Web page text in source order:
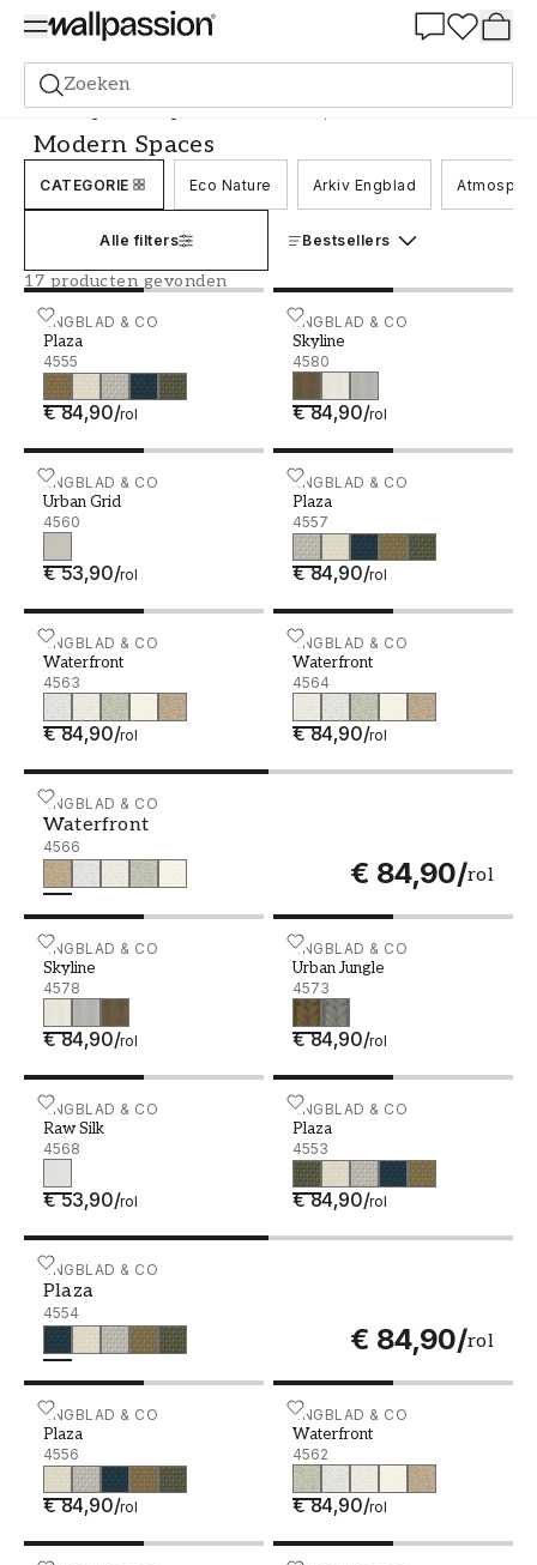
Zoeken
Behang Merk Engblad & Co Modern Spaces
Modern Spaces
CATEGORIE Eco Nature Arkiv Engblad
Alle filters Bestsellers
17 producten gevonden
ENGBLAD & CO
Plaza
4555
€ 84,90/rol
Plaza - 4555 ENGBLAD & CO
Skyline
4580
€ 84,90/rol
Skyline - 4580
ENGBLAD & CO
Urban Grid
4560
€ 53,90/rol
Urban Grid - 4560 ENGBLAD & CO
Plaza
4557
€ 84,90/rol
Plaza - 4557
ENGBLAD & CO
Waterfront
4563
€ 84,90/rol
Waterfront - 4563 ENGBLAD & CO
Waterfront
4564
€ 84,90/rol
Waterfront - 4564
ENGBLAD & CO
Waterfront
4566
€ 84,90/rol
Waterfront - 4566
ENGBLAD & CO
Skyline
4578
€ 84,90/rol
Skyline - 4578 ENGBLAD & CO
Urban Jungle
4573
€ 84,90/rol
Urban Jungle - 4573
ENGBLAD & CO
Raw Silk
4568
€ 53,90/rol
Raw Silk - 4568 ENGBLAD & CO
Plaza
4553
€ 84,90/rol
Plaza - 4553
ENGBLAD & CO
Plaza
4554
€ 84,90/rol
Plaza - 4554
ENGBLAD & CO
Plaza
4556
€ 84,90/rol
Plaza - 4556 ENGBLAD & CO
Waterfront
4562
€ 84,90/rol
Waterfront - 4562